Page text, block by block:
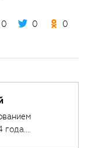
0 0
0
года.